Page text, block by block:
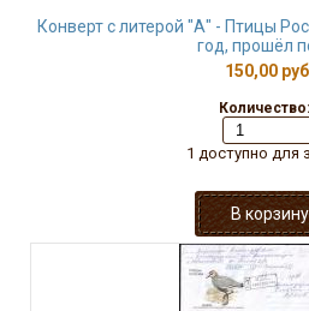
Конверт с литерой "А" - Птицы
год, прошёл
150,00
Количество:
1 доступно для